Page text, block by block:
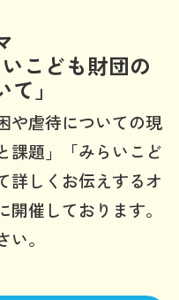
こども財団の
」
や虐待についての現
課題」「みらいこど
詳しくお伝えするオ
催しております。
。